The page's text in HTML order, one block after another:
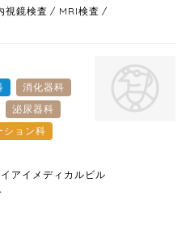
視鏡検査
MRI検査
消化器科
泌尿器科
ション科
アイメディカルビル